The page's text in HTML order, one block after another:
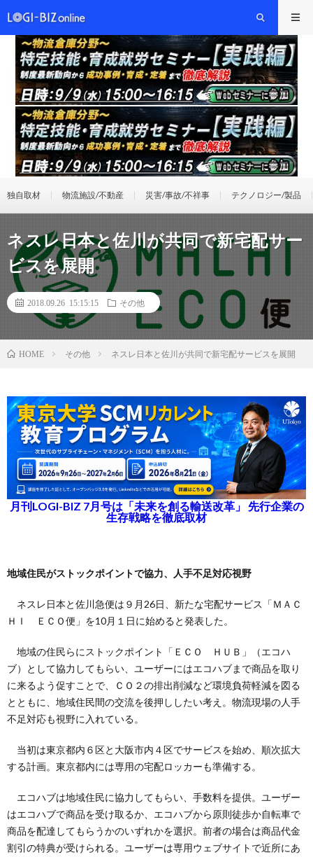
独自取材 物流施設/不動産 災害/事故/不祥事 テクノロジー/製品
ネスレ日本と佐川が共同で新宅配サー
ビスを展開
2018.09.26 15:15:15 その他
HOME その他 ネスレ日本と佐川が共同で新宅配サービスを展開
月刊LOGI-BIZ 7月号は「未来を創る輸送改革」 先行企業の
生存戦略を徹底取材
地域住民がストックポイントで協力、人手不足対応視野
ネスレ日本と佐川急便は９月26日、新たな宅配サービス「ＭＡＣ
ＨＩ ＥＣＯ便」を10月１日に始めると発表した。
地域の住民らにストックポイント「ＥＣＯ ＨＵＢ」（エコハ
ブ）として協力してもらい、ユーザーにはエコハブまで商品を取り
に来るよう促すことで、ＣＯ２の排出削減など環境負荷軽減を図る
とともに、地域住民間の交流を後押ししたい考え。物流現場の人手
不足対応も視野に入れている。
当初は東京都内６区と大阪市内４区でサービスを始め、順次拡大
する計画。東京都内には専用の宅配ロッカーも準備する。
エコハブは地域住民に協力してもらい、手数料を提供。ユーザー
はエコハブで商品を受け取るか、エコハブから原則徒歩か自転車で
商品を配達してもらうかのいずれかを選択。前者の場合は商品代金
割引の特典が受けられる。ユーザーは専用ウェブサイトで近所にあ